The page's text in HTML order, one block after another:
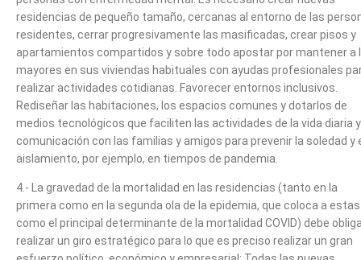
residencias de pequeño tamaño, cercanas al entorno de las
residentes, cerrar progresivamente las masificadas, crear pisos y
apartamientos compartidos y sobre todo apostar por mantener a
mayores en sus viviendas habituales con ayudas profesionales
realizar actividades cotidianas. Favorecer entornos inclusivos.
Rediseñar las habitaciones, los espacios comunes y dotarlos de
medios tecnológicos que faciliten las actividades de la vida diaria
comunicación con las familias y amigos para prevenir la soledad y
aislamiento, por ejemplo, en tiempos de pandemia.
4.- La gravedad de la mortalidad en las residencias (tanto en la
primera como en la segunda ola de la epidemia, que coloca a estas
como el principal determinante de la mortalidad COVID) debe
realizar un giro estratégico para lo que es preciso realizar un gran